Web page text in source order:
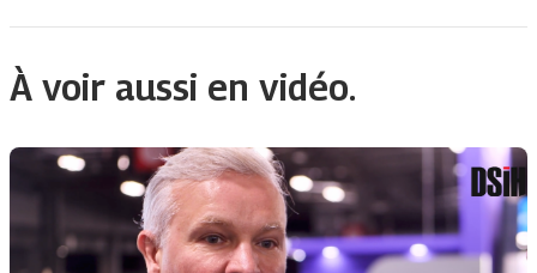
À voir aussi en vidéo.